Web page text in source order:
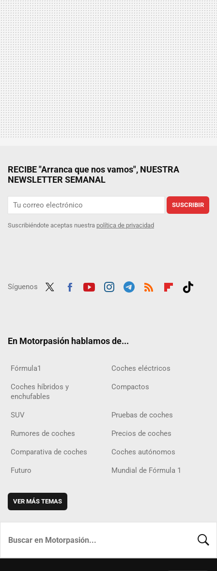
RECIBE "Arranca que nos vamos", NUESTRA
NEWSLETTER SEMANAL
SUSCRIBIR
Suscribiéndote aceptas nuestra política de privacidad
Síguenos
En Motorpasión hablamos de...
Fórmula1 Coches eléctricos
Coches híbridos y
enchufables
Compactos
SUV Pruebas de coches
Rumores de coches Precios de coches
Comparativa de coches Coches autónomos
Futuro Mundial de Fórmula 1
VER MÁS TEMAS